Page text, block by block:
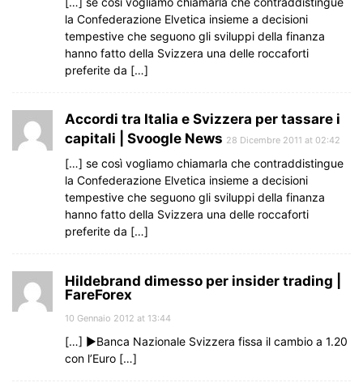
la Confederazione Elvetica insieme a decisioni
tempestive che seguono gli sviluppi della finanza
hanno fatto della Svizzera una delle roccaforti
preferite da […]
Accordi tra Italia e Svizzera per tassare i
capitali | Svoogle News 28 Dicembre 2011 at 02:42
[…] se così vogliamo chiamarla che contraddistingue
la Confederazione Elvetica insieme a decisioni
tempestive che seguono gli sviluppi della finanza
hanno fatto della Svizzera una delle roccaforti
preferite da […]
Hildebrand dimesso per insider trading |
FareForex
10 Gennaio 2012 at 13:44
[…] ►Banca Nazionale Svizzera fissa il cambio a 1.20
con l’Euro […]